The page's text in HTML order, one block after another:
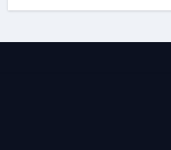
यात्रा